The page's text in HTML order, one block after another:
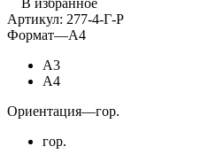
Артикул: 277-4-Г-Р
Формат—А4
А3
А4
Ориентация—гор.
гор.